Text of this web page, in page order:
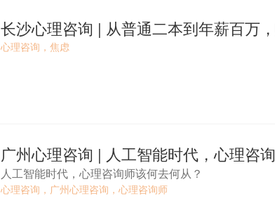
心理咨询，焦虑
广州心理咨询 | 人工智能时代，心理咨
人工智能时代，心理咨询师该何去何从？
心理咨询，广州心理咨询，心理咨询师